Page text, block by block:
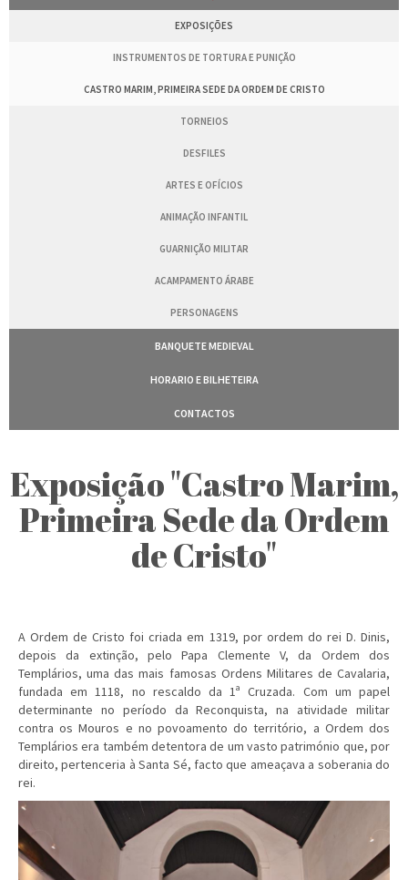
EXPOSIÇÕES
INSTRUMENTOS DE TORTURA E PUNIÇÃO
CASTRO MARIM, PRIMEIRA SEDE DA ORDEM DE CRISTO
TORNEIOS
DESFILES
ARTES E OFÍCIOS
ANIMAÇÃO INFANTIL
GUARNIÇÃO MILITAR
ACAMPAMENTO ÁRABE
PERSONAGENS
BANQUETE MEDIEVAL
HORARIO E BILHETEIRA
CONTACTOS
Exposição "Castro Marim,
Primeira Sede da Ordem
de Cristo"
A Ordem de Cristo foi criada em 1319, por ordem do rei D. Dinis,
depois da extinção, pelo Papa Clemente V, da Ordem dos
Templários, uma das mais famosas Ordens Militares de Cavalaria,
fundada em 1118, no rescaldo da 1ª Cruzada. Com um papel
determinante no período da Reconquista, na atividade militar
contra os Mouros e no povoamento do território, a Ordem dos
Templários era também detentora de um vasto património que, por
direito, pertenceria à Santa Sé, facto que ameaçava a soberania do
rei.